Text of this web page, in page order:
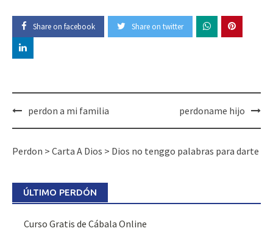
Share on facebook Share on twitter
perdon a mi familia perdoname hijo
Perdon > Carta A Dios > Dios no tenggo palabras para darte
ÚLTIMO PERDÓN
Curso Gratis de Cábala Online